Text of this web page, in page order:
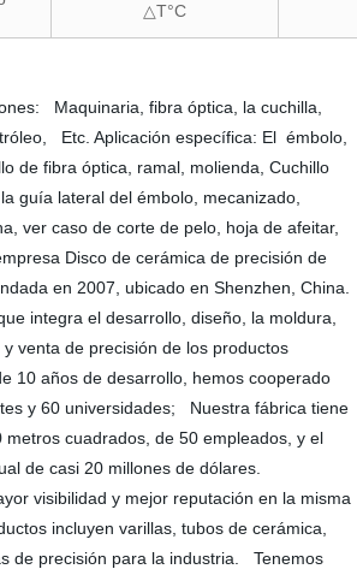
△T°C
Maquinaria, fibra óptica, la cuchilla,
Etc. Aplicación específica: El émbolo,
de fibra óptica, ramal, molienda, Cuchillo
guía lateral del émbolo, mecanizado,
ver caso de corte de pelo, hoja de afeitar,
Disco de cerámica de precisión de
en 2007, ubicado en Shenzhen, China.
integra el desarrollo, diseño, la moldura,
venta de precisión de los productos
10 años de desarrollo, hemos cooperado
y 60 universidades; Nuestra fábrica tiene
metros cuadrados, de 50 empleados, y el
de casi 20 millones de dólares.
visibilidad y mejor reputación en la misma
incluyen varillas, tubos de cerámica,
de precisión para la industria. Tenemos